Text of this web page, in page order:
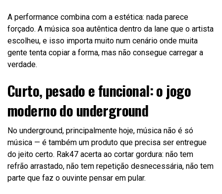
A performance combina com a estética: nada parece
forçado. A música soa autêntica dentro da lane que o artista
escolheu, e isso importa muito num cenário onde muita
gente tenta copiar a forma, mas não consegue carregar a
verdade.
Curto, pesado e funcional: o jogo
moderno do underground
No underground, principalmente hoje, música não é só
música — é também um produto que precisa ser entregue
do jeito certo. Rak47 acerta ao cortar gordura: não tem
refrão arrastado, não tem repetição desnecessária, não tem
parte que faz o ouvinte pensar em pular.